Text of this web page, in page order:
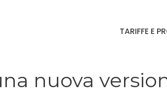
TARIFFE E
nuova